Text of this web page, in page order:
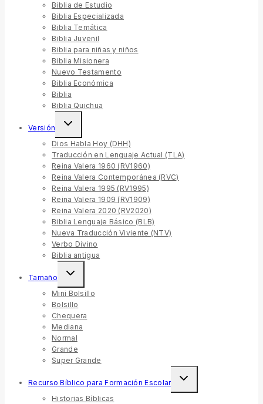
Biblia de Estudio
Biblia Especializada
Biblia Temática
Biblia Juvenil
Biblia para niñas y niños
Biblia Misionera
Nuevo Testamento
Biblia Económica
Biblia
Biblia Quichua
Versión
Dios Habla Hoy (DHH)
Traducción en Lenguaje Actual (TLA)
Reina Valera 1960 (RV1960)
Reina Valera Contemporánea (RVC)
Reina Valera 1995 (RV1995)
Reina Valera 1909 (RV1909)
Reina Valera 2020 (RV2020)
Biblia Lenguaje Básico (BLB)
Nueva Traducción Viviente (NTV)
Verbo Divino
Biblia antigua
Tamaño
Mini Bolsillo
Bolsillo
Chequera
Mediana
Normal
Grande
Super Grande
Recurso Bíblico para Formación Escolar
Historias Bíblicas